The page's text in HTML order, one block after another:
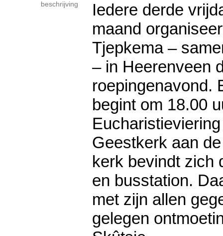
beschrijving
Iedere derde
maand
Tjepkema –
– in Heerenveen
roepingenavond.
begint om 18.00
Geestkerk aan
kerk bevindt zich
en busstation.
met zijn allen
gelegen